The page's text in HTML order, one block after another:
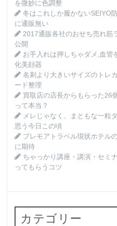
を微妙に色調整
冬はこれしか履かないSEIYO
に通販無い
2017通販各社のおせち売れ筋
公開
お手入れは押しちゃダメ,血管
化美顔器
名刺より大きいサイズのトレ
ード整理
買取店の店長からもらった26
って本当？
メレじゃなく、まともな一粒
思う今日この頃
プレモアトラベル現状ホテル
に期待
ちゃっかり講座・講演・セミ
ってもらうコツ
カテゴリー